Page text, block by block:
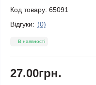
Код товару: 65091
Відгуки: (0)
В наявності
27.00грн.